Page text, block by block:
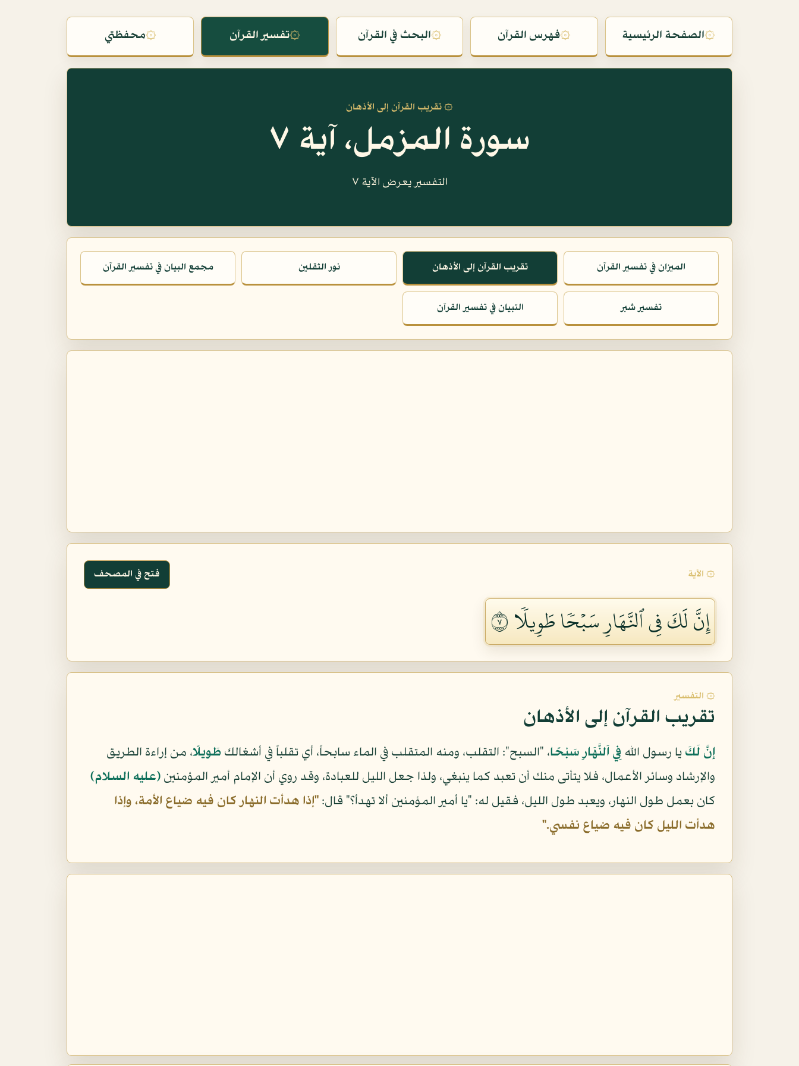
۞الصفحة الرئيسية ۞فهرس القرآن ۞البحث في القرآن ۞تفسير القرآن ۞محفظتي
۞ تقريب القرآن إلى الأذهان
سورة المزمل، آية ٧
التفسير يعرض الآية ٧
الميزان في تفسير القرآن تقريب القرآن إلى الأذهان نور الثقلين مجمع البيان في تفسير القرآن
تفسير شبر التبيان في تفسير القرآن
۞ الآية فتح في المصحف
إِنَّ لَكَ فِي ٱلنَّهَارِ سَبۡحٗا طَوِيلٗا ٧
۞ التفسير
تقريب القرآن إلى الأذهان
إِنَّ لَكَ يا رسول الله فِي اَلنَّهَارِ سَبْحًا، "السبح": التقلب، ومنه المتقلب في الماء سابحاً، أي تقلباً في أشغالك طَوِيلًا، من إراءة الطريق
والإرشاد وسائر الأعمال، فلا يتأتى منك أن تعبد كما ينبغي، ولذا جعل الليل للعبادة، وقد روي أن الإمام أمير المؤمنين (عليه السلام)
كان بعمل طول النهار، ويعبد طول الليل، فقيل له: "يا أمير المؤمنين ألا تهدأ؟" قال: "إذا هدأت النهار كان فيه ضياع الأمة، وإذا
هدأت الليل كان فيه ضياع نفسي."